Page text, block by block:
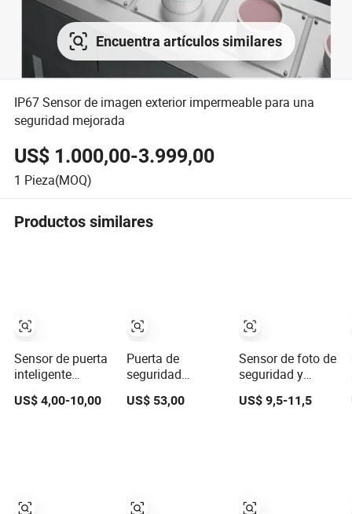
Encuentra artículos similares
IP67 Sensor de imagen exterior impermeable para una
seguridad mejorada
US$ 1.000,00-3.999,00
1 Pieza(MOQ)
Productos similares
Sensor de puerta
inteligente
inalámbrico de
contacto
US$ 4,00-10,00
Puerta de
seguridad
plegable Canbo
con control de
US$ 53,00
Sensor de foto de
seguridad y
protección para
puerta corrediza
US$ 9,5-11,5